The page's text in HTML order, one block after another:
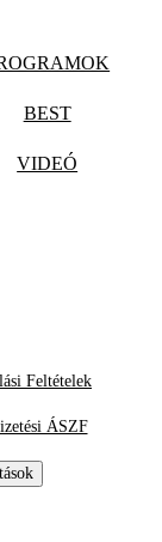
BEST
VIDEÓ
Feltételek
ÁSZF